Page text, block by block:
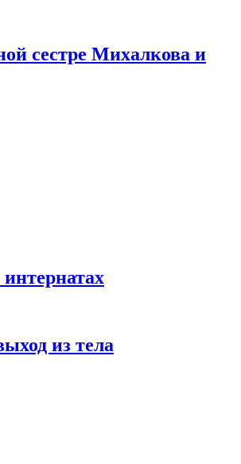
сестре Михалкова и
из тела